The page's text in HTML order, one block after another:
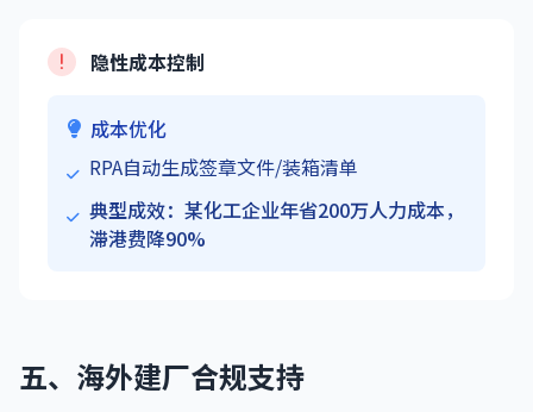
隐性成本控制
成本优化
RPA自动生成签章文件/装箱清单
典型成效：某化工企业年省200万人力成本，
滞港费降90%
五、海外建厂合规支持